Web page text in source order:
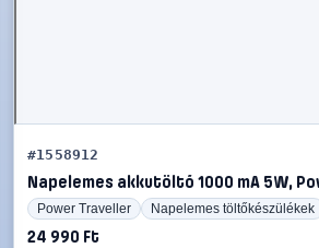
#1558912
Napelemes akkutöltő 1000 mA 5W,
Power Traveller Napelemes töltőkészülékek
24 990 Ft